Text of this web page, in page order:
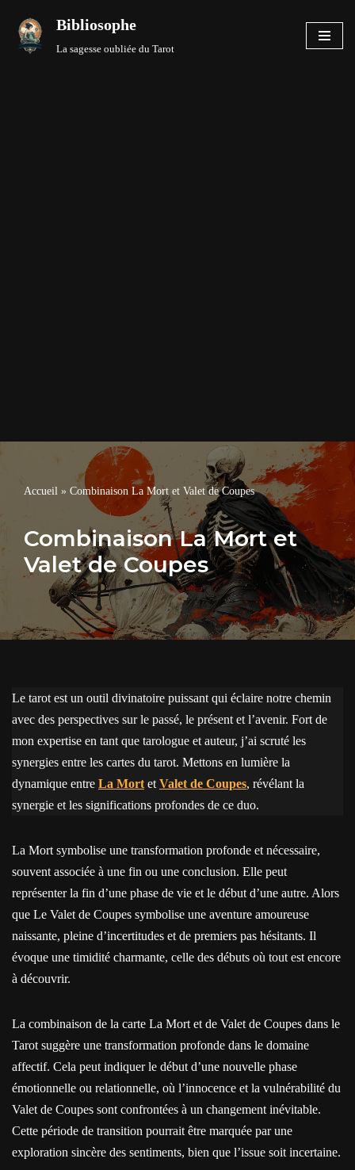
Aller
Bibliosophe
La sagesse oubliée du Tarot
Accueil » Combinaison La Mort et Valet de Coupes
Combinaison La Mort et
Valet de Coupes
Le tarot est un outil divinatoire puissant qui éclaire notre chemin
avec des perspectives sur le passé, le présent et l’avenir. Fort de
mon expertise en tant que tarologue et auteur, j’ai scruté les
synergies entre les cartes du tarot. Mettons en lumière la
dynamique entre La Mort et Valet de Coupes, révélant la
synergie et les significations profondes de ce duo.
La Mort symbolise une transformation profonde et nécessaire,
souvent associée à une fin ou une conclusion. Elle peut
représenter la fin d’une phase de vie et le début d’une autre. Alors
que Le Valet de Coupes symbolise une aventure amoureuse
naissante, pleine d’incertitudes et de premiers pas hésitants. Il
évoque une timidité charmante, celle des débuts où tout est encore
à découvrir.
La combinaison de la carte La Mort et de Valet de Coupes dans le
Tarot suggère une transformation profonde dans le domaine
affectif. Cela peut indiquer le début d’une nouvelle phase
émotionnelle ou relationnelle, où l’innocence et la vulnérabilité du
Valet de Coupes sont confrontées à un changement inévitable.
Cette période de transition pourrait être marquée par une
exploration sincère des sentiments, bien que l’issue soit incertaine.